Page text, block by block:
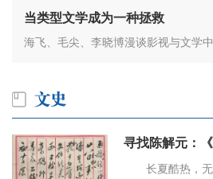
当类型文学成为一种拯救
海飞、毛尖、李晓博漫谈影视与文学
寻找陈解元：
长夏酷热，